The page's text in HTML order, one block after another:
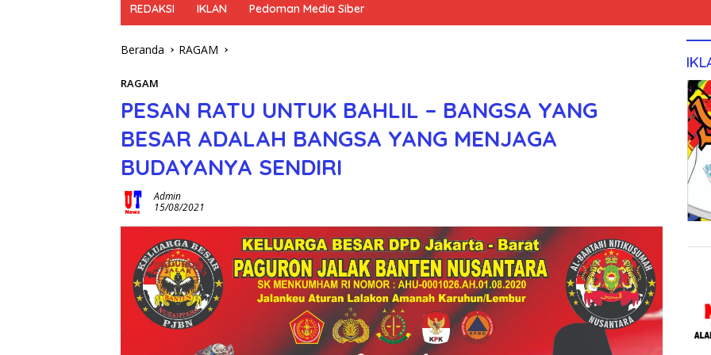
REDAKSI IKLAN Pedoman Media Siber
Beranda RAGAM
RAGAM
PESAN RATU UNTUK BAHLIL – BANGSA YANG
BESAR ADALAH BANGSA YANG MENJAGA
BUDAYANYA SENDIRI
Admin
15/08/2021